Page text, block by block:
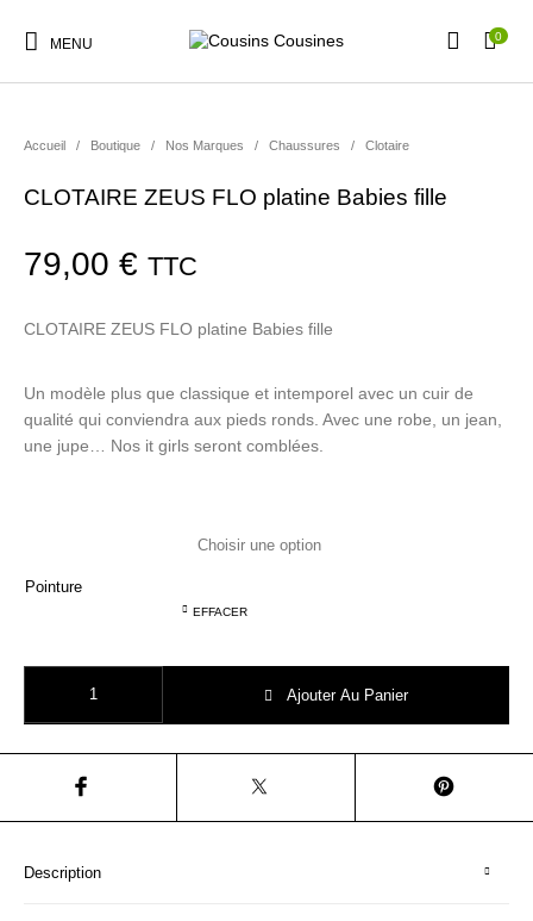
MENU 0
Vêtements Garçons Accessoires Cadeaux
Accueil / Boutique / Nos Marques / Chaussures / Clotaire
CLOTAIRE ZEUS FLO platine Babies fille
79,00€ TTC
CLOTAIRE ZEUS FLO platine Babies fille
Un modèle plus que classique et intemporel avec un cuir de
qualité qui conviendra aux pieds ronds. Avec une robe, un jean,
une jupe… Nos it girls seront comblées.
Pointure
EFFACER
Ajouter Au Panier
Description